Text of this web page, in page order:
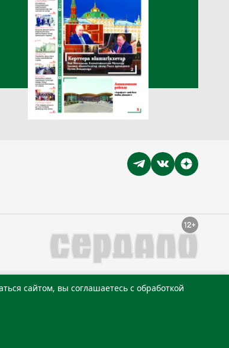
сайтом, вы соглашаетесь с обработкой